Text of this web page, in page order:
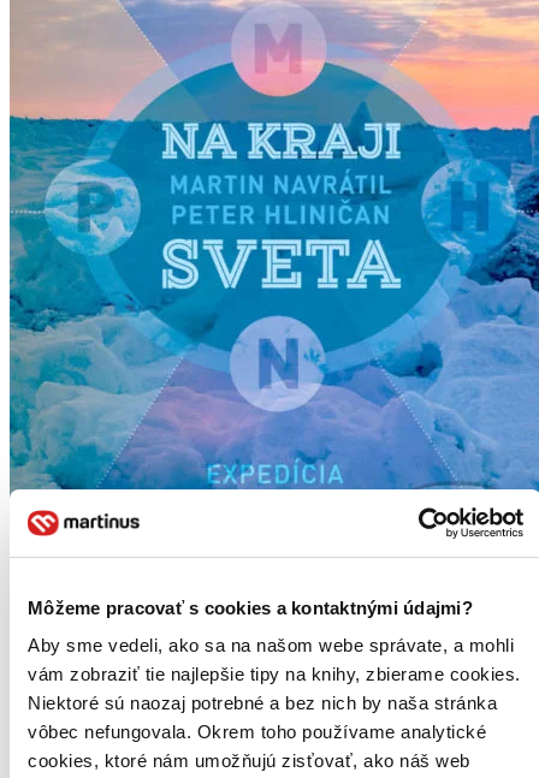
Môžeme pracovať s cookies a kontaktnými údajmi?
Aby sme vedeli, ako sa na našom webe správate, a mohli
vám zobraziť tie najlepšie tipy na knihy, zbierame cookies.
Niektoré sú naozaj potrebné a bez nich by naša stránka
vôbec nefungovala. Okrem toho používame analytické
cookies, ktoré nám umožňujú zisťovať, ako náš web
Na kraji sveta
Expedícia Beringov prieliv – Cesta prvých ľudí
Martin Navrátil
Peter Hliničan
Expedícia Beringov prieliv – Cesta prvých ľudí bola unikátna
výprava, na ktorú sa Martin a Peter vydali v druhej polovici februára